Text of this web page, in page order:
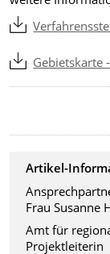
Gebietskarte
Artikel-
Frau Susanne
Amt für
Projektleiterin